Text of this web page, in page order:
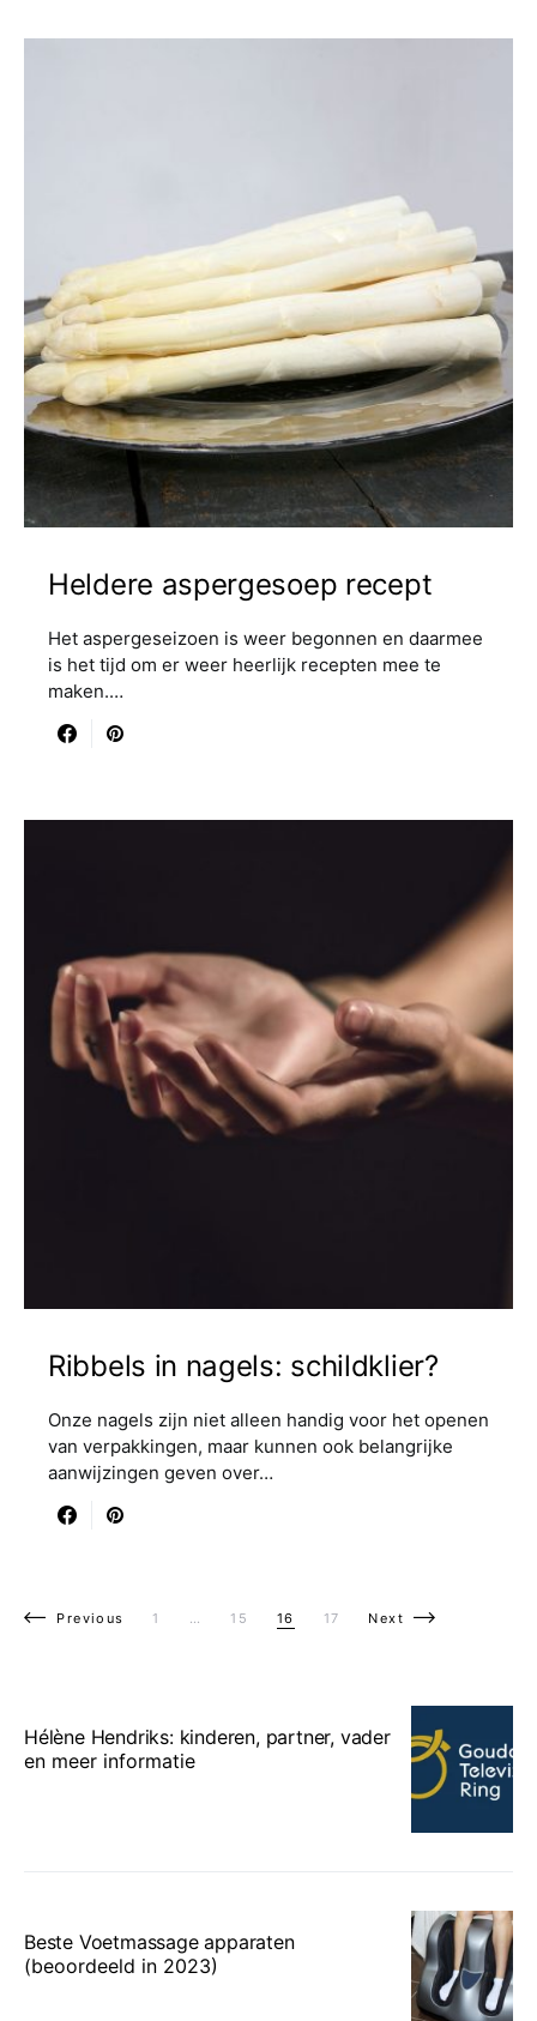
Heldere aspergesoep recept
Het aspergeseizoen is weer begonnen en daarmee
is het tijd om er weer heerlijk recepten mee te
maken.…
Ribbels in nagels: schildklier?
Onze nagels zijn niet alleen handig voor het openen
van verpakkingen, maar kunnen ook belangrijke
aanwijzingen geven over…
Berichten paginering
Previous 1 15 16 17 Next
Hélène Hendriks: kinderen, partner, vader
en meer informatie
Beste Voetmassage apparaten
(beoordeeld in 2023)